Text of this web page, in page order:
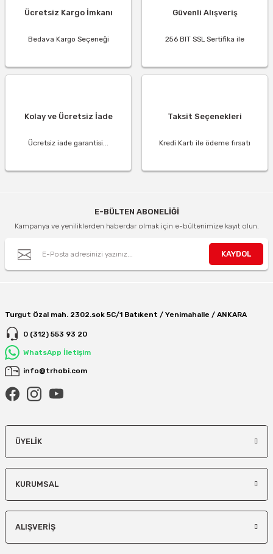
Ücretsiz Kargo İmkanı
Bedava Kargo Seçeneği
Güvenli Alışveriş
256 BIT SSL Sertifika ile
Kolay ve Ücretsiz İade
Ücretsiz iade garantisi...
Taksit Seçenekleri
Kredi Kartı ile ödeme fırsatı
E-BÜLTEN ABONELİĞİ
Kampanya ve yeniliklerden haberdar olmak için e-bültenimize kayıt olun.
KAYDOL
Turgut Özal mah. 2302.sok 5C/1 Batıkent / Yenimahalle / ANKARA
0 (312) 553 93 20
WhatsApp İletişim
info@trhobi.com
ÜYELIK
KURUMSAL
ALIŞVERIŞ